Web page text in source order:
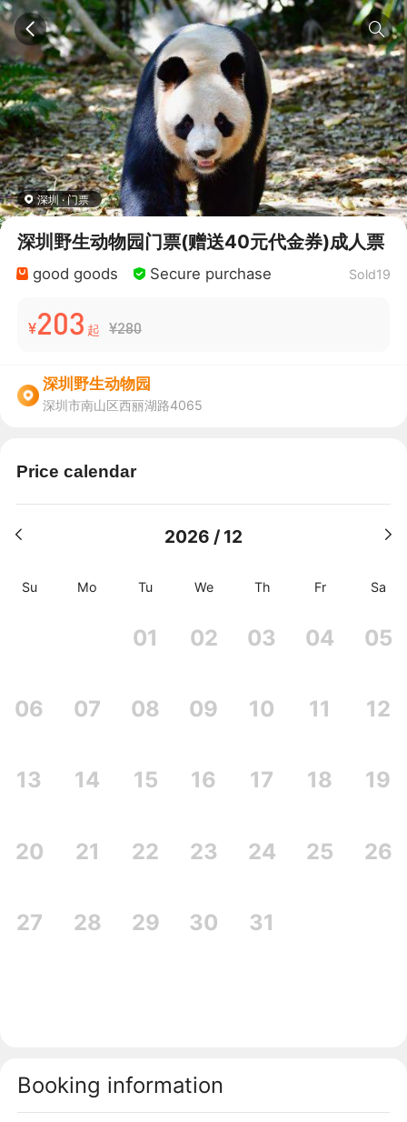
深圳 · 门票
深圳野生动物园门票(赠送40元代金券)成人票
good goods Secure purchase Sold19
¥203 起 ¥280
深圳野生动物园
深圳市南山区西丽湖路4065
Price calendar
2026 / 12
Su Mo Tu We Th Fr Sa
01 02 03 04 05
06 07 08 09 10 11 12
13 14 15 16 17 18 19
20 21 22 23 24 25 26
27 28 29 30 31
Booking information